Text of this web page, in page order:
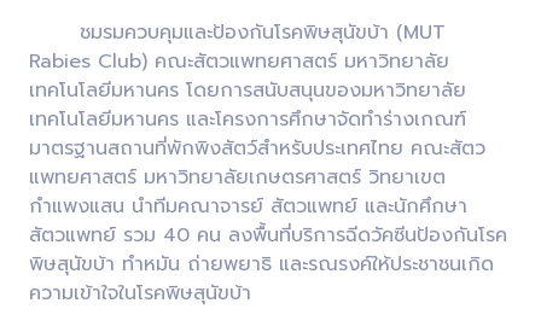
ชมรมควบคุมและป้องกันโรคพิษสุนัขบ้า (MUT
Rabies Club) คณะสัตวแพทยศาสตร์ มหาวิทยาลัย
เทคโนโลยีมหานคร โดยการสนับสนุนของมหาวิทยาลัย
เทคโนโลยีมหานคร และโครงการศึกษาจัดทำร่างเกณฑ์
มาตรฐานสถานที่พักพิงสัตว์สำหรับประเทศไทย คณะสัตว
แพทยศาสตร์ มหาวิทยาลัยเกษตรศาสตร์ วิทยาเขต
กำแพงแสน นำทีมคณาจารย์ สัตวแพทย์ และนักศึกษา
สัตวแพทย์ รวม 40 คน ลงพื้นที่บริการฉีดวัคซีนป้องกันโรค
พิษสุนัขบ้า ทำหมัน ถ่ายพยาธิ และรณรงค์ให้ประชาชนเกิด
ความเข้าใจในโรคพิษสุนัขบ้า